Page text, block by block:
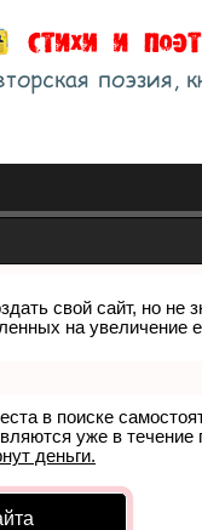
свой сайт, но не
на увеличение
в поиске
уже в
деньги.